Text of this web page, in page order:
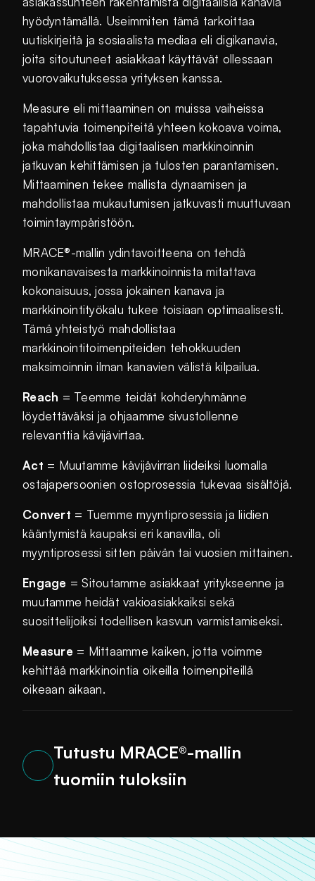
hyödyntämällä. Useimmiten tämä tarkoittaa
uutiskirjeitä ja sosiaalista mediaa eli digikanavia,
joita sitoutuneet asiakkaat käyttävät ollessaan
vuorovaikutuksessa yrityksen kanssa.
Measure eli mittaaminen on muissa vaiheissa
tapahtuvia toimenpiteitä yhteen kokoava voima,
joka mahdollistaa digitaalisen markkinoinnin
jatkuvan kehittämisen ja tulosten parantamisen.
Mittaaminen tekee mallista dynaamisen ja
mahdollistaa mukautumisen jatkuvasti muuttuvaan
toimintaympäristöön.
MRACE®-mallin ydintavoitteena on tehdä
monikanavaisesta markkinoinnista mitattava
kokonaisuus, jossa jokainen kanava ja
markkinointityökalu tukee toisiaan optimaalisesti.
Tämä yhteistyö mahdollistaa
markkinointitoimenpiteiden tehokkuuden
maksimoinnin ilman kanavien välistä kilpailua.
Reach = Teemme teidät kohderyhmänne
löydettäväksi ja ohjaamme sivustollenne
relevanttia kävijävirtaa.
Act = Muutamme kävijävirran liideiksi luomalla
ostajapersoonien ostoprosessia tukevaa sisältöjä.
Convert = Tuemme myyntiprosessia ja liidien
kääntymistä kaupaksi eri kanavilla, oli
myyntiprosessi sitten päivän tai vuosien mittainen.
Engage = Sitoutamme asiakkaat yritykseenne ja
muutamme heidät vakioasiakkaiksi sekä
suosittelijoiksi todellisen kasvun varmistamiseksi.
Measure = Mittaamme kaiken, jotta voimme
kehittää markkinointia oikeilla toimenpiteillä
oikeaan aikaan.
Tutustu MRACE®-mallin
tuomiin tuloksiin